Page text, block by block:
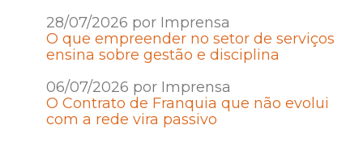
28/07/2026 por Imprensa
O que empreender no setor de serviços
ensina sobre gestão e disciplina
06/07/2026 por Imprensa
O Contrato de Franquia que não evolui
com a rede vira passivo